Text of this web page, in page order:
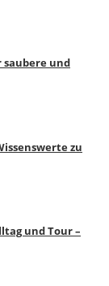
und
zu
und Tour –